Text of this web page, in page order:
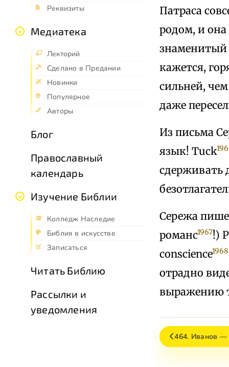
Реквизиты
Медиатека
Лекторий
Сделано в Предании
Новинки
Популярное
Авторы
Блог
Православный
календарь
Изучение Библии
Колледж Наследие
Библия в искусстве
Записаться
Читать Библию
Рассылки и
уведомления
Патраса
родом, и она
знаменитый
кажется,
сильней,
даже
Из письма
язык! Tuck
сдерживать
Сережа
романс1967!)
conscience1968
отрадно
выражению
464. Иванов